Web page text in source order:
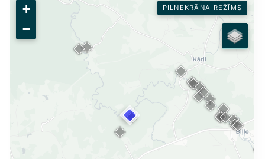
PILNEKRĀNA REŽĪMS
+
−